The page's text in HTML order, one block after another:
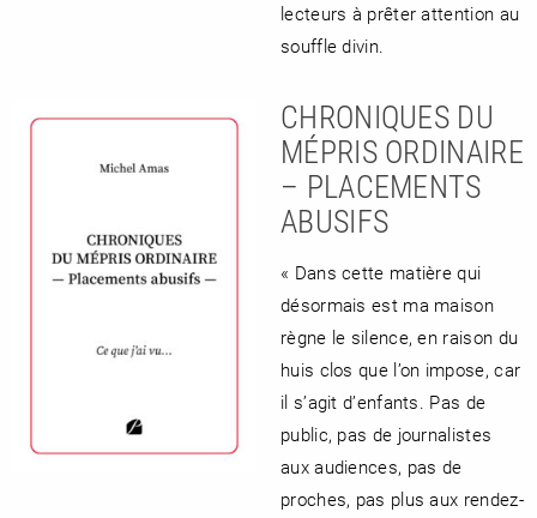
lecteurs à prêter attention au
souffle divin.
CHRONIQUES DU
MÉPRIS ORDINAIRE
– PLACEMENTS
ABUSIFS
« Dans cette matière qui
désormais est ma maison
règne le silence, en raison du
huis clos que l’on impose, car
il s’agit d’enfants. Pas de
public, pas de journalistes
aux audiences, pas de
proches, pas plus aux rendez-